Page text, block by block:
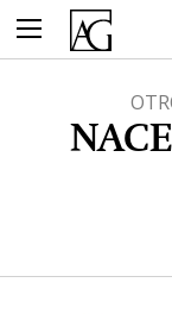
contenido